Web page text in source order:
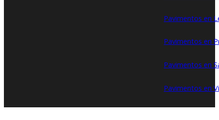
Pavimentos en
Pavimentos en
Pavimentos en
Pavimentos en